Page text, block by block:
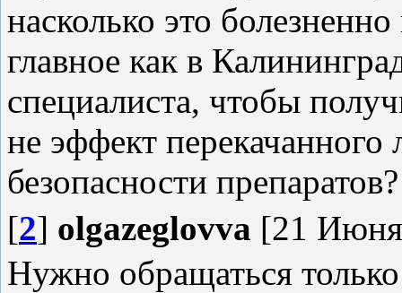
насколько это
главное как в
специалиста, чтобы
не эффект
безопасности препаратов?
[2] olgazeglovva [21
Нужно обращаться